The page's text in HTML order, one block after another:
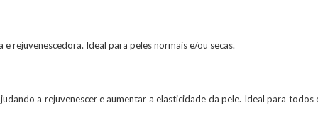
rejuvenescedora. Ideal para peles normais e/ou secas.
a rejuvenescer e aumentar a elasticidade da pele. Ideal para todos